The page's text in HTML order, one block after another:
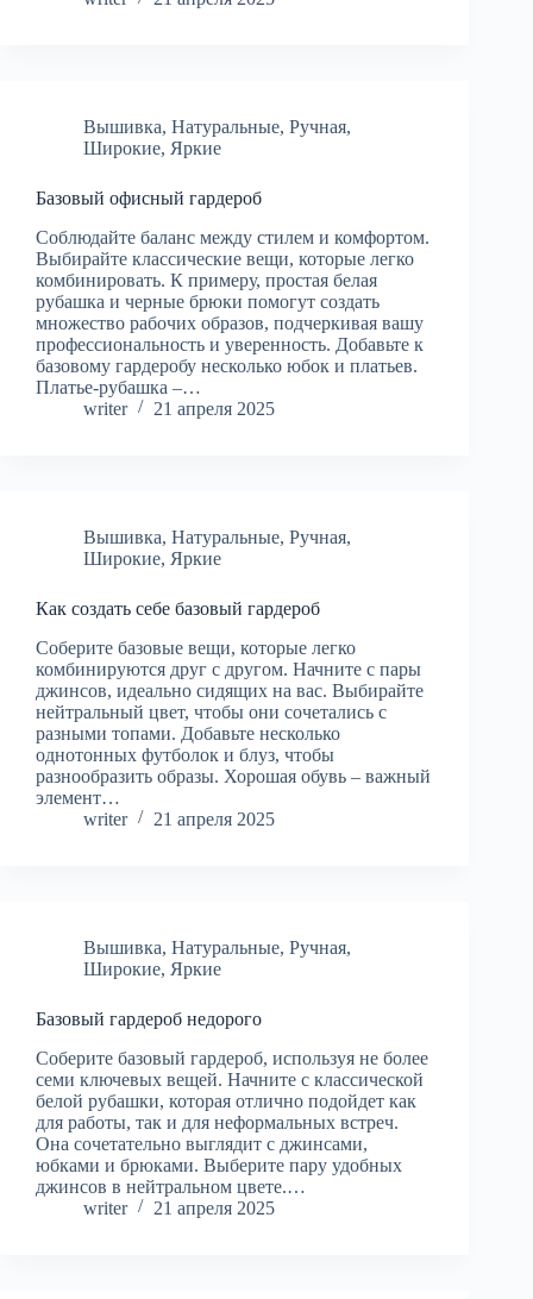
Вышивка, Натуральные, Ручная,
Широкие, Яркие
Базовый офисный гардероб
Соблюдайте баланс между стилем и комфортом.
Выбирайте классические вещи, которые легко
комбинировать. К примеру, простая белая
рубашка и черные брюки помогут создать
множество рабочих образов, подчеркивая вашу
профессиональность и уверенность. Добавьте к
базовому гардеробу несколько юбок и платьев.
Платье-рубашка –…
writer
21 апреля 2025
Вышивка, Натуральные, Ручная,
Широкие, Яркие
Как создать себе базовый гардероб
Соберите базовые вещи, которые легко
комбинируются друг с другом. Начните с пары
джинсов, идеально сидящих на вас. Выбирайте
нейтральный цвет, чтобы они сочетались с
разными топами. Добавьте несколько
однотонных футболок и блуз, чтобы
разнообразить образы. Хорошая обувь – важный
элемент…
writer
21 апреля 2025
Вышивка, Натуральные, Ручная,
Широкие, Яркие
Базовый гардероб недорого
Соберите базовый гардероб, используя не более
семи ключевых вещей. Начните с классической
белой рубашки, которая отлично подойдет как
для работы, так и для неформальных встреч.
Она сочетательно выглядит с джинсами,
юбками и брюками. Выберите пару удобных
джинсов в нейтральном цвете.…
writer
21 апреля 2025